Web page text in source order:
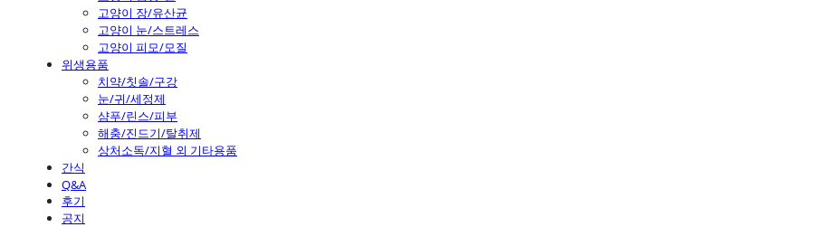
고양이 장/유산균
고양이 눈/스트레스
고양이 피모/모질
위생용품
치약/칫솔/구강
눈/귀/세정제
샴푸/린스/피부
해충/진드기/탈취제
상처소독/지혈 외 기타용품
간식
Q&A
후기
공지